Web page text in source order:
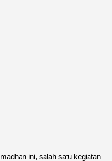
ini, salah satu kegiatan